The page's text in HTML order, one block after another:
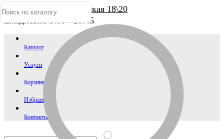
г. Люберцы, Смирновская 18\20
Ежедневно 9:00 - 20:45
Каталог
Услуги
Корзина
Избранное
Контакты